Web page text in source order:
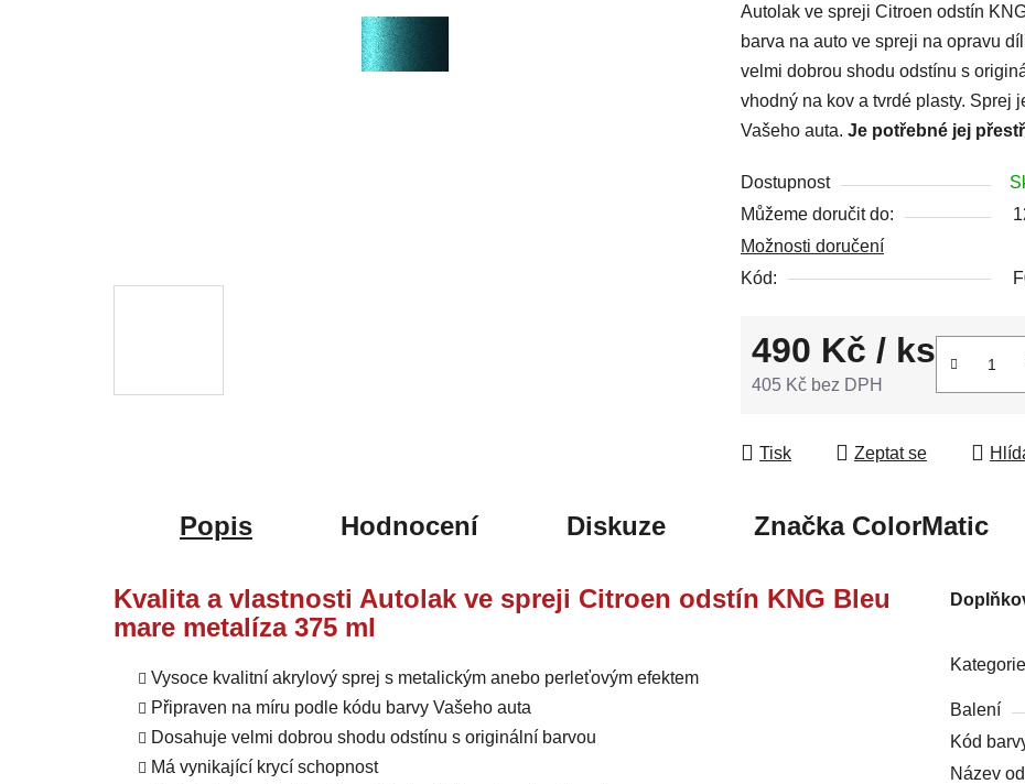
je
0,0
z
5
hvězdiček.
Autolak ve spreji Citroen odstín
barva na auto ve spreji na opravu
velmi dobrou shodu odstínu s
vhodný na kov a tvrdé plasty. Sprej
Vašeho auta. Je potřebné jej
Dostupnost
Můžeme doručit do:
Možnosti doručení
Kód:
490 Kč / ks
405 Kč bez DPH
Tisk Zeptat se
Popis Hodnocení Diskuze ZnačkaColorMatic
Kvalita a vlastnosti Autolak ve spreji Citroen odstín KNG Bleu
mare metalíza 375 ml
Vysoce kvalitní akrylový sprej s metalickým anebo perleťovým efektem
Připraven na míru podle kódu barvy Vašeho auta
Dosahuje velmi dobrou shodu odstínu s originální barvou
Má vynikající krycí schopnost
Kategorie
Balení
Kód
Název